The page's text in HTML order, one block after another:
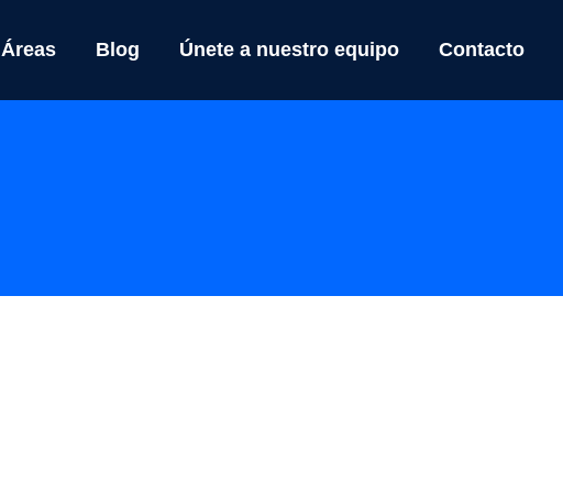
Áreas Blog Únete a nuestro equipo Contacto